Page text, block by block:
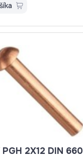
NIT MEDENÝ PGH 2X12 DIN 660